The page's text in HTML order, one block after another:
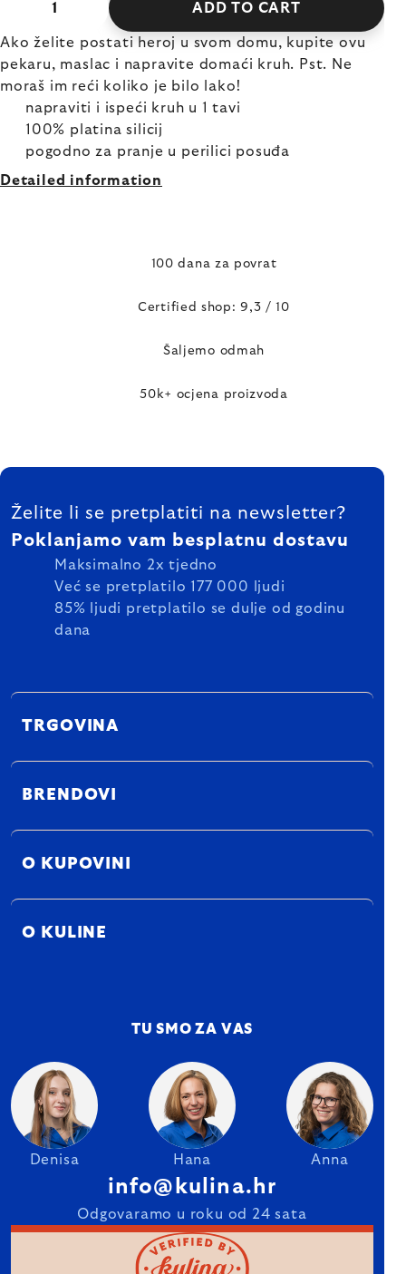
ADD TO CART
Ako želite postati heroj u svom domu, kupite ovu
pekaru, maslac i napravite domaći kruh. Pst. Ne
moraš im reći koliko je bilo lako!
napraviti i ispeći kruh u 1 tavi
100% platina silicij
pogodno za pranje u perilici posuđa
Detailed information
100 dana za povrat
Certified shop: 9,3 / 10
Šaljemo odmah
50k+ ocjena proizvoda
FOOTER
Želite li se pretplatiti na newsletter?
Poklanjamo vam besplatnu dostavu
Maksimalno 2x tjedno
Već se pretplatilo 177 000 ljudi
85% ljudi pretplatilo se dulje od godinu
dana
TRGOVINA
BRENDOVI
O KUPOVINI
O KULINE
TU SMO ZA VAS
Denisa Hana Anna
info@kulina.hr
Odgovaramo u roku od 24 sata